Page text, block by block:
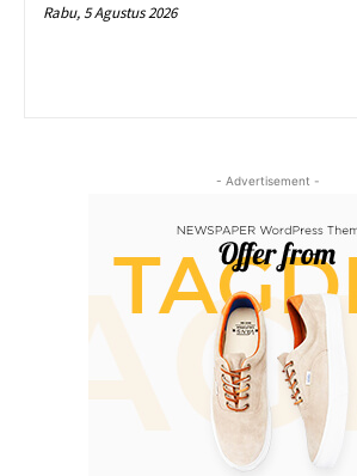
Rabu, 5 Agustus 2026
- Advertisement -